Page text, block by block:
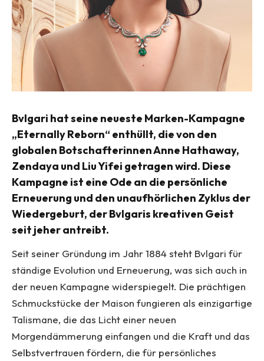
Bvlgari hat seine neueste Marken-Kampagne
„Eternally Reborn“ enthüllt, die von den
globalen Botschafterinnen Anne Hathaway,
Zendaya und Liu Yifei getragen wird. Diese
Kampagne ist eine Ode an die persönliche
Erneuerung und den unaufhörlichen Zyklus der
Wiedergeburt, der Bvlgaris kreativen Geist
seit jeher antreibt.
Seit seiner Gründung im Jahr 1884 steht Bvlgari für
ständige Evolution und Erneuerung, was sich auch in
der neuen Kampagne widerspiegelt. Die prächtigen
Schmuckstücke der Maison fungieren als einzigartige
Talismane, die das Licht einer neuen
Morgendämmerung einfangen und die Kraft und das
Selbstvertrauen fördern, die für persönliches